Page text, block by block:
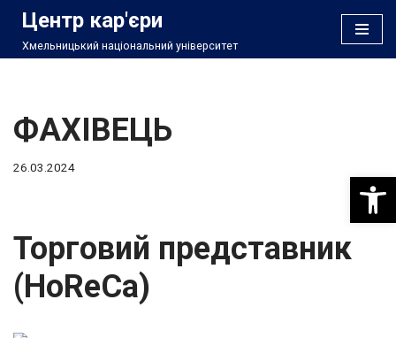
Перейти
Центр кар'єри
Хмельницький національний університет
ФАХІВЕЦЬ
26.03.2024
Торговий представник
(HoReCa)